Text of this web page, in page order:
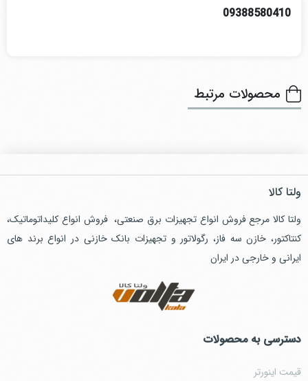
09388580410
محصولات مرتبط
ولتا کالا
ولتا کالا مرجع فروش انواع تجهیزات برق صنعتی، فروش انواع کلیداتوماتیک،
کنتاکتور، خازن سه فاز، رگولاتور و تجهیزات بانک خازنی در انواع برند های
ایرانی و خارجی در ایران
دسترسی به محصولات
قیمت اینورتر